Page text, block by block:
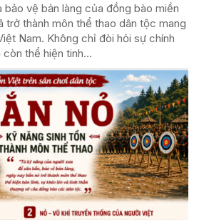
vệ bản làng của đồng bào miền
trở thành môn thể thao dân tộc mang
Nam. Không chỉ đòi hỏi sự chính
thể hiện tinh...